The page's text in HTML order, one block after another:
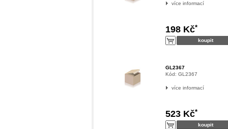
více informací
198 Kč*
GL2367
Kód: GL2367
více informací
523 Kč*